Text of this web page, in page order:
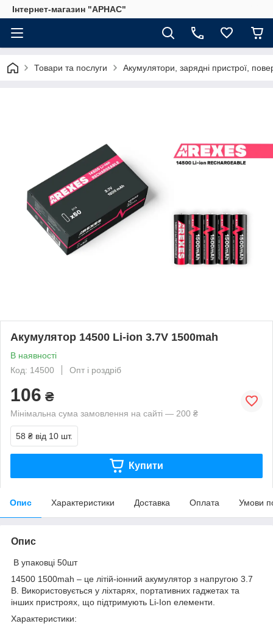
Інтернет-магазин "АРНАС"
Товари та послуги Акумулятори, зарядні пристрої,
Акумулятор 14500 Li-ion 3.7V 1500mah
В наявності
Код: 14500
Опт і роздріб
106 ₴
Мінімальна сума замовлення на сайті — 200 ₴
58 ₴ від 10 шт.
Купити
Опис Характеристики Доставка Оплата Умови
Опис
В упаковці 50шт
14500 1500mah – це літій-іонний акумулятор з напругою 3.7
В. Використовується у ліхтарях, портативних гаджетах та
інших пристроях, що підтримують Li-Ion елементи.
Характеристики: